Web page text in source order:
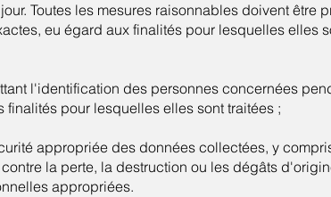
Toutes les mesures raisonnables doivent être
eu égard aux finalités pour lesquelles elles
l'identification des personnes concernées
pour lesquelles elles sont traitées ;
appropriée des données collectées, y
la perte, la destruction ou les dégâts
appropriées.